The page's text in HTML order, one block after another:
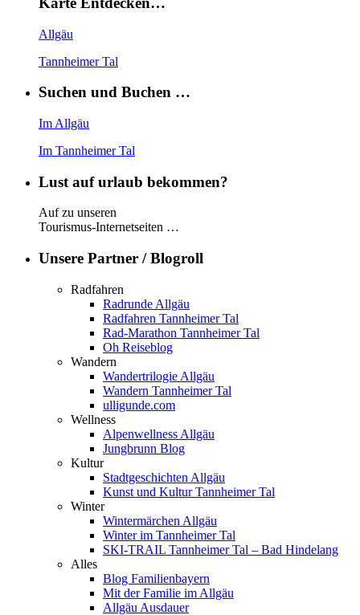
Allgäu
Tannheimer Tal
Suchen und Buchen …
Im Allgäu
Im Tannheimer Tal
Lust auf urlaub bekommen?
Auf zu unseren
Tourismus-Internetseiten …
Unsere Partner / Blogroll
Radfahren
Radrunde Allgäu
Radfahren Tannheimer Tal
Rad-Marathon Tannheimer Tal
Oh Reiseblog
Wandern
Wandertrilogie Allgäu
Wandern Tannheimer Tal
ulligunde.com
Wellness
Alpenwellness Allgäu
Jungbrunn Blog
Kultur
Stadtgeschichten Allgäu
Kunst und Kultur Tannheimer Tal
Winter
Wintermärchen Allgäu
Winter im Tannheimer Tal
SKI-TRAIL Tannheimer Tal – Bad Hindelang
Alles
Blog Familienbayern
Mit der Familie im Allgäu
Allgäu Ausdauer